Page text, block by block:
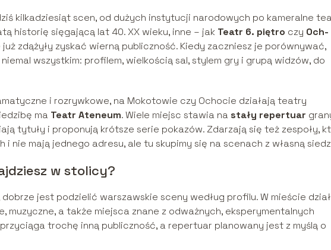
kilkadziesiąt scen, od dużych instytucji narodowych po kameralne
historię sięgającą lat 40. XX wieku, inne – jak Teatr 6. piętro czy Och-
zdążyły zyskać wierną publiczność. Kiedy zaczniesz je porównywać,
wszystkim: profilem, wielkością sal, stylem gry i grupą widzów, do
i rozrywkowe, na Mokotowie czy Ochocie działają teatry
ma Teatr Ateneum. Wiele miejsc stawia na stały repertuar
tytuły i proponują krótsze serie pokazów. Zdarzają się też zespoły,
nie mają jednego adresu, ale tu skupimy się na scenach z własną
w stolicy?
jest podzielić warszawskie sceny według profilu. W mieście
muzyczne, a także miejsca znane z odważnych, eksperymentalnych
trochę inną publiczność, a repertuar planowany jest z myślą o